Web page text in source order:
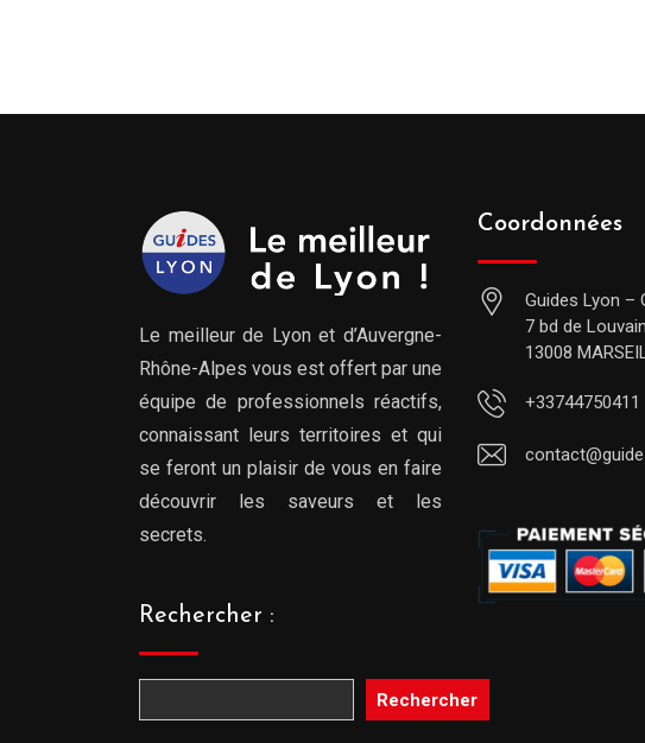
Le meilleur de Lyon et d’Auvergne-
Rhône-Alpes vous est offert par une
équipe de professionnels réactifs,
connaissant leurs territoires et qui
se feront un plaisir de vous en faire
découvrir les saveurs et les
secrets.
Rechercher :
Rechercher
Coordonnées
Guides Lyon –
7 bd de
13008
+33744750411